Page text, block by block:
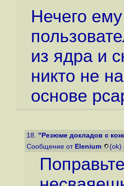
Нечего
из ядра и
никто не
основе
18. "Резюме докладов с
Сообщение от Elenium (ok)